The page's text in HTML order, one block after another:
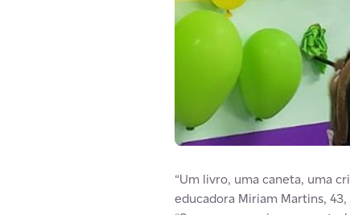
“Um livro, uma caneta, uma
educadora Miriam Martins,